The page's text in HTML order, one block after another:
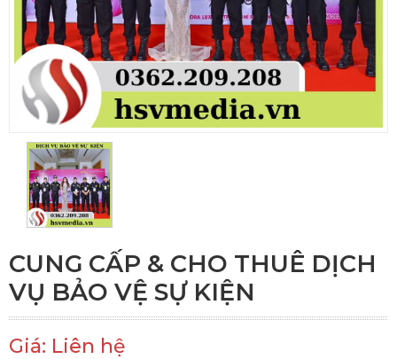
CUNG CẤP & CHO THUÊ DỊCH
VỤ BẢO VỆ SỰ KIỆN
Giá: Liên hệ